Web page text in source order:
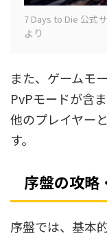
7 Days to Die 公式
より
また、ゲームモ
PvPモードが含
他のプレイヤー
す。
序盤の攻略
序盤では、基本